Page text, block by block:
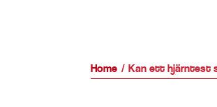
Home Kan ett hjärntest